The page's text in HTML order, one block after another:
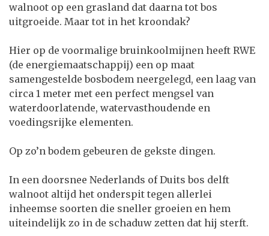
walnoot op een grasland dat daarna tot bos
uitgroeide. Maar tot in het kroondak?
Hier op de voormalige bruinkoolmijnen heeft RWE
(de energiemaatschappij) een op maat
samengestelde bosbodem neergelegd, een laag van
circa 1 meter met een perfect mengsel van
waterdoorlatende, watervasthoudende en
voedingsrijke elementen.
Op zo’n bodem gebeuren de gekste dingen.
In een doorsnee Nederlands of Duits bos delft
walnoot altijd het onderspit tegen allerlei
inheemse soorten die sneller groeien en hem
uiteindelijk zo in de schaduw zetten dat hij sterft.